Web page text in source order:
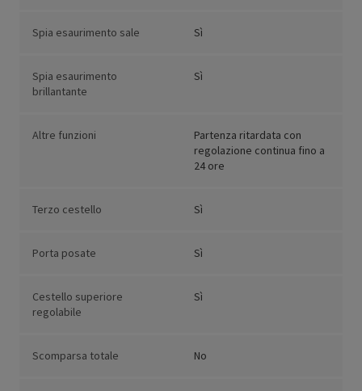
Spia esaurimento sale Sì
Spia esaurimento
brillantante
Sì
Altre funzioni
Partenza ritardata con
regolazione continua fino a
24 ore
Terzo cestello Sì
Porta posate Sì
Cestello superiore
regolabile
Sì
Scomparsa totale No